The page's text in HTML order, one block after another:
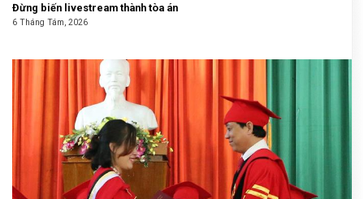
Đừng biến livestream thành tòa án
6 Tháng Tám, 2026